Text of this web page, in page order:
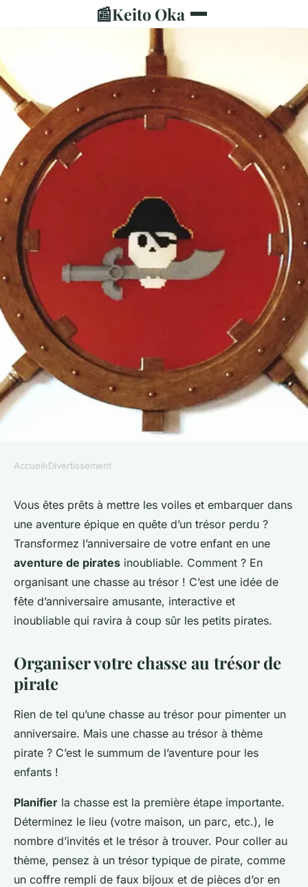
📰Keito Oka
Comment créer une chasse au
trésor thématique sur les
pirates pour un anniversaire
d'enfants ?
admin•12 janvier 2024•6 min de lecture
Accueil›Divertissement
Vous êtes prêts à mettre les voiles et embarquer dans
une aventure épique en quête d’un trésor perdu ?
Transformez l’anniversaire de votre enfant en une
aventure de pirates inoubliable. Comment ? En
organisant une chasse au trésor ! C’est une idée de
fête d’anniversaire amusante, interactive et
inoubliable qui ravira à coup sûr les petits pirates.
Organiser votre chasse au trésor de
pirate
Rien de tel qu’une chasse au trésor pour pimenter un
anniversaire. Mais une chasse au trésor à thème
pirate ? C’est le summum de l’aventure pour les
enfants !
Planifier la chasse est la première étape importante.
Déterminez le lieu (votre maison, un parc, etc.), le
nombre d’invités et le trésor à trouver. Pour coller au
thème, pensez à un trésor typique de pirate, comme
un coffre rempli de faux bijoux et de pièces d’or en